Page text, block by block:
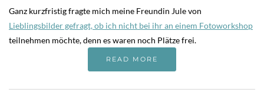
Ganz kurzfristig fragte mich meine Freundin Jule von
Lieblingsbilder gefragt, ob ich nicht bei ihr an einem Fotoworkshop
teilnehmen möchte, denn es waren noch Plätze frei.
READ MORE